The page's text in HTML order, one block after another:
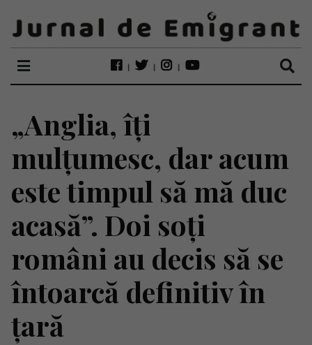
„Anglia, îți
mulțumesc, dar acum
este timpul să mă duc
acasă”. Doi soți
români au decis să se
întoarcă definitiv în
țară